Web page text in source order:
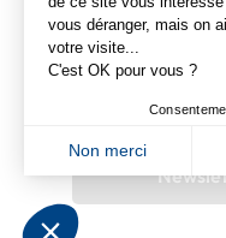
autour du SEO et
en France.